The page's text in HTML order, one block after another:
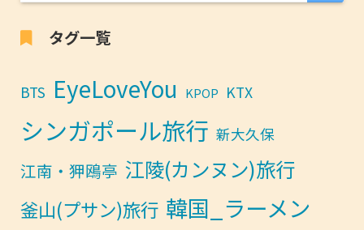
タグ一覧
BTS EyeLoveYou KPOP KTX
シンガポール旅行 新大久保
江南・狎鴎亭 江陵(カンヌン)旅行
釜山(プサン)旅行 韓国_ラーメン